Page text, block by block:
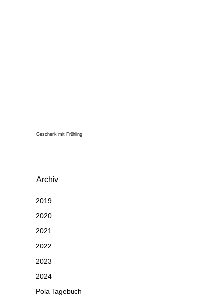
Geschenk mit Frühling
Archiv
2019
2020
2021
2022
2023
2024
Pola Tagebuch